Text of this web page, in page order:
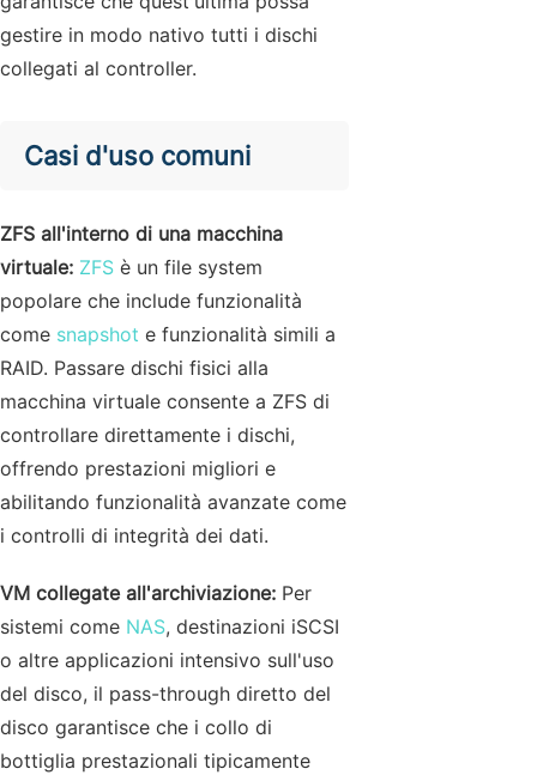
gestire in modo nativo tutti i dischi
collegati al controller.
Casi d'uso comuni
ZFS all'interno di una macchina
virtuale: ZFS è un file system
popolare che include funzionalità
come snapshot e funzionalità simili a
RAID. Passare dischi fisici alla
macchina virtuale consente a ZFS di
controllare direttamente i dischi,
offrendo prestazioni migliori e
abilitando funzionalità avanzate come
i controlli di integrità dei dati.
VM collegate all'archiviazione: Per
sistemi come NAS, destinazioni iSCSI
o altre applicazioni intensivo sull'uso
del disco, il pass-through diretto del
disco garantisce che i collo di
bottiglia prestazionali tipicamente